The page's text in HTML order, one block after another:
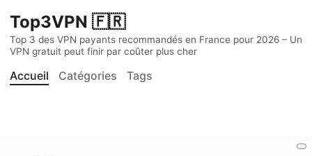
Top3VPN 🇫🇷
Top 3 des VPN payants recommandés en France pour 2026 – Un
VPN gratuit peut finir par coûter plus cher
Accueil Catégories Tags